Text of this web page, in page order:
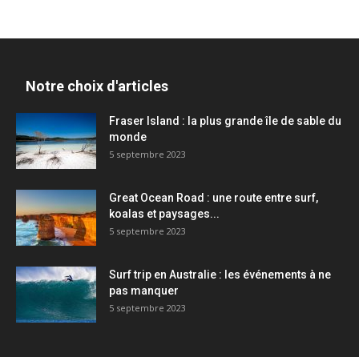
Notre choix d'articles
Fraser Island : la plus grande île de sable du
monde
5 septembre 2023
Great Ocean Road : une route entre surf,
koalas et paysages...
5 septembre 2023
Surf trip en Australie : les événements à ne
pas manquer
5 septembre 2023